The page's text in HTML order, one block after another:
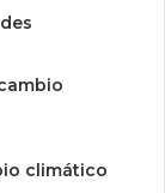
climático